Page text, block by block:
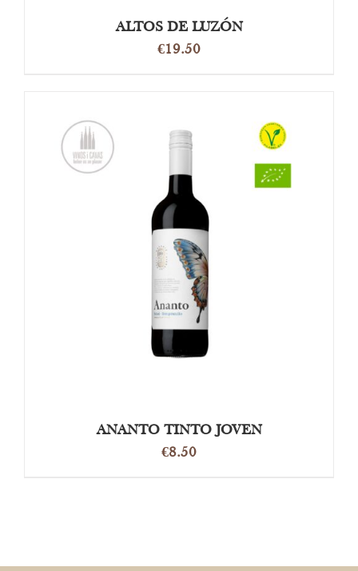
ALTOS DE LUZÓN
€19.50
OPTIES SELECTEREN
ANANTO TINTO JOVEN
€8.50